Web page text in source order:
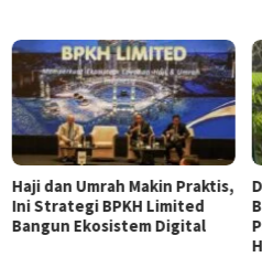
Dari Beringharjo hingga
Bekalista, Dua Kunjungan
Purbaya yang Disambut